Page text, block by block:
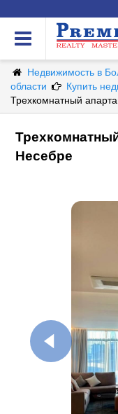
Недвижимость в
области
Купить
Трехкомнатный
Несебре